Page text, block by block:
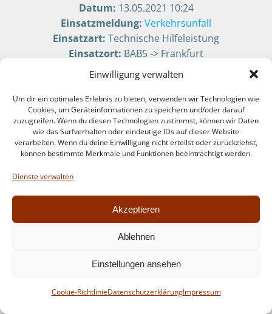
Einwilligung verwalten
Um dir ein optimales Erlebnis zu bieten, verwenden wir Technologien wie
Cookies, um Geräteinformationen zu speichern und/oder darauf
zuzugreifen. Wenn du diesen Technologien zustimmst, können wir Daten
wie das Surfverhalten oder eindeutige IDs auf dieser Website
verarbeiten. Wenn du deine Einwilligung nicht erteilst oder zurückziehst,
können bestimmte Merkmale und Funktionen beeinträchtigt werden.
Dienste verwalten
Akzeptieren
Ablehnen
Einstellungen ansehen
Cookie-RichtlinieDatenschutzerklärungImpressum
Datum: 13.05.2021 10:24
Einsatzmeldung: Verkehrsunfall
Einsatzart: Technische Hilfeleistung
Einsatzort: BAB5 -> Frankfurt
Nummer:044-2021
Einsatzmeldung:Verkehrsunfall
Einsatzart:Technische Hilfeleistung
Einsatzort:B291
Nummer:043-2021
Einsatzmeldung:
Einsatzart:Technische Hilfeleistung
Caspar-David-Friedrich-Straße
Nummer: 042-2021
Einsatzmeldung: Türöffnung
Einsatzort:Caspar-David-Friedrich-Straße